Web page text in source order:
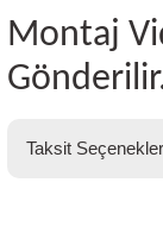
Montaj
Taksit